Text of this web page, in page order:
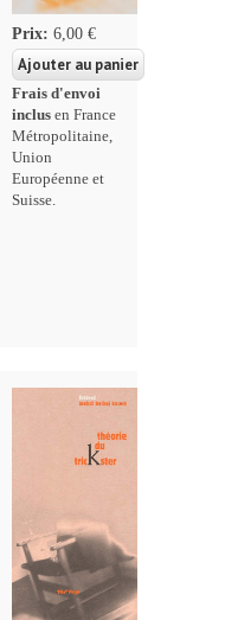
Prix:6,00 €
Frais d'envoi
inclus en France
Métropolitaine,
Union
Européenne et
Suisse.